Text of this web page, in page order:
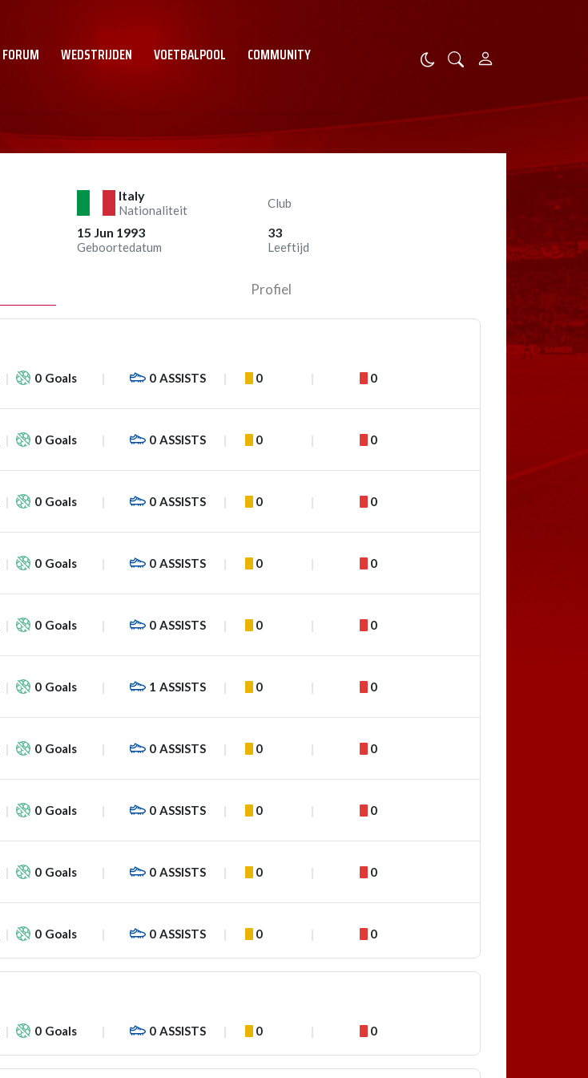
FORUM WEDSTRIJDEN VOETBALPOOL COMMUNITY
Italy
Nationaliteit
Club
15 Jun 1993
Geboortedatum
33
Leeftijd
Profiel
0 Goals 0 ASSISTS 0 0
0 Goals 0 ASSISTS 0 0
0 Goals 0 ASSISTS 0 0
0 Goals 0 ASSISTS 0 0
0 Goals 0 ASSISTS 0 0
0 Goals 1 ASSISTS 0 0
0 Goals 0 ASSISTS 0 0
0 Goals 0 ASSISTS 0 0
0 Goals 0 ASSISTS 0 0
0 Goals 0 ASSISTS 0 0
0 Goals 0 ASSISTS 0 0